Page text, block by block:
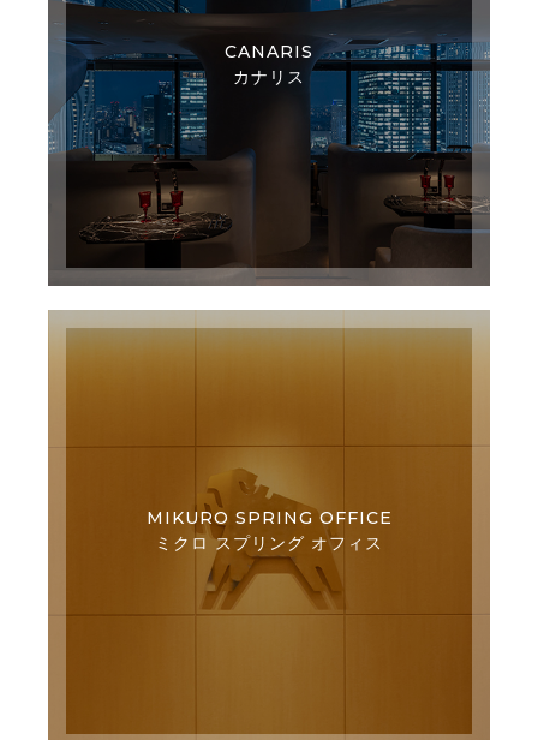
CANARIS
カナリス
MIKURO SPRING OFFICE
ミクロ スプリング オフィス